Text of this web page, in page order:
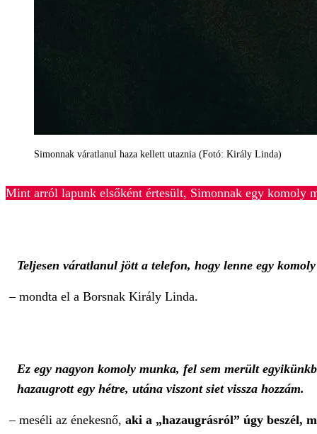
Simonnak váratlanul haza kellett utaznia (Fotó: Király Linda)
Mint arról lapunk elsőként értesült, Simonnak egy komoly
Teljesen váratlanul jött a telefon, hogy lenne egy
– mondta el a Borsnak Király Linda.
Ez egy nagyon komoly munka, fel sem merült
hazaugrott egy hétre, utána viszont siet vissza hozzám.
– meséli az énekesnő, aki a „hazaugrásról” úgy beszél,